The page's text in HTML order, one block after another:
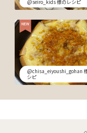
@seiro_kids 様のレシピ
@chisa_eiyoushi_gohan
シピ